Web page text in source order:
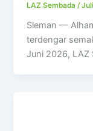
LAZ Sembada/
Sleman —
terdengar
Juni 2026, LAZ